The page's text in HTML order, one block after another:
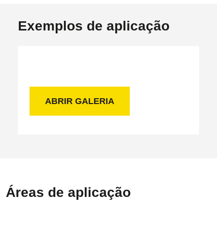
Exemplos de aplicação
ABRIR GALERIA
Áreas de aplicação